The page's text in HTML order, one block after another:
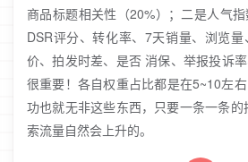
商品标题相关性（20%）；二是人气
DSR评分、转化率、7天销量、浏览
价、拍发时差、是否 消保、举报投诉
很重要！各自权重占比都是在5~10左
功也就无非这些东西，只要一条一条
索流量自然会上升的。